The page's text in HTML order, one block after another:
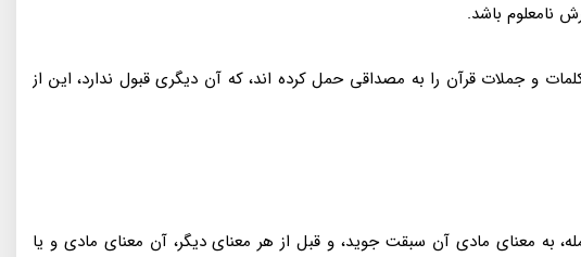
نامعلوم باشد.
و جملات قرآن را به مصداقی حمل کرده اند، که آن دیگری قبول ندارد، این از
معنای مادی آن سبقت جوید، و قبل از هر معنای دیگر، آن معنای مادی و یا